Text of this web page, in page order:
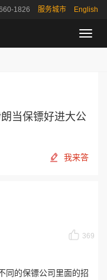
1826 服务城市 English
导
航
当保镖好进大公
我来答
369
同的保镖公司里面的招